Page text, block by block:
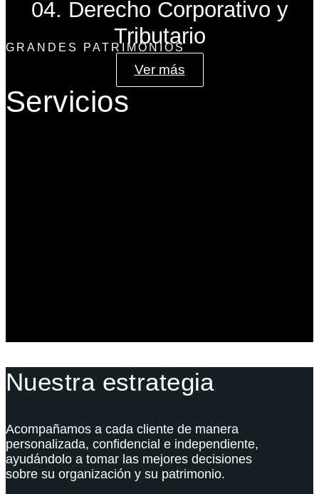
04. Derecho Corporativo y
Tributario
Ver más
GRANDES PATRIMONIOS
Servicios
Nuestra estrategia
Acompañamos a cada cliente de manera
personalizada, confidencial e independiente,
ayudándolo a tomar las mejores decisiones
sobre su organización y su patrimonio.